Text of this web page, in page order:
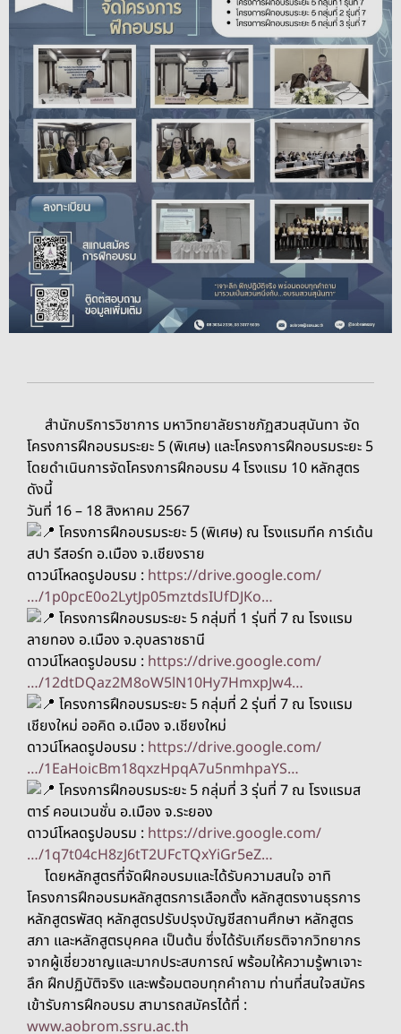
สำนักบริการวิชาการ มหาวิทยาลัยราชภัฏสวนสุนันทา จัด
โครงการฝึกอบรมระยะ 5 (พิเศษ) และโครงการฝึกอบรมระยะ 5
โดยดำเนินการจัดโครงการฝึกอบรม 4 โรงแรม 10 หลักสูตร
ดังนี้
วันที่ 16 – 18 สิงหาคม 2567
โครงการฝึกอบรมระยะ 5 (พิเศษ) ณ โรงแรมทีค การ์เด้น
สปา รีสอร์ท อ.เมือง จ.เชียงราย
ดาวน์โหลดรูปอบรม : https://drive.google.com/
…/1p0pcE0o2LytJp05mztdsIUfDJKo…
โครงการฝึกอบรมระยะ 5 กลุ่มที่ 1 รุ่นที่ 7 ณ โรงแรม
ลายทอง อ.เมือง จ.อุบลราชธานี
ดาวน์โหลดรูปอบรม : https://drive.google.com/
…/12dtDQaz2M8oW5lN10Hy7HmxpJw4…
โครงการฝึกอบรมระยะ 5 กลุ่มที่ 2 รุ่นที่ 7 ณ โรงแรม
เชียงใหม่ ออคิด อ.เมือง จ.เชียงใหม่
ดาวน์โหลดรูปอบรม : https://drive.google.com/
…/1EaHoicBm18qxzHpqA7u5nmhpaYS…
โครงการฝึกอบรมระยะ 5 กลุ่มที่ 3 รุ่นที่ 7 ณ โรงแรมส
ตาร์ คอนเวนชั่น อ.เมือง จ.ระยอง
ดาวน์โหลดรูปอบรม : https://drive.google.com/
…/1q7t04cH8zJ6tT2UFcTQxYiGr5eZ…
โดยหลักสูตรที่จัดฝึกอบรมและได้รับความสนใจ อาทิ
โครงการฝึกอบรมหลักสูตรการเลือกตั้ง หลักสูตรงานธุรการ
หลักสูตรพัสดุ หลักสูตรปรับปรุงบัญชีสถานศึกษา หลักสูตร
สภา และหลักสูตรบุคคล เป็นต้น ซึ่งได้รับเกียรติจากวิทยากร
จากผู้เชี่ยวชาญและมากประสบการณ์ พร้อมให้ความรู้พาเจาะ
ลึก ฝึกปฏิบัติจริง และพร้อมตอบทุกคำถาม ท่านที่สนใจสมัคร
เข้ารับการฝึกอบรม สามารถสมัครได้ที่ :
www.aobrom.ssru.ac.th